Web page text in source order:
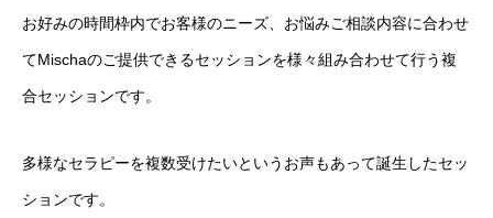
お好みの時間枠内でお客様のニーズ、お悩みご相談内容に合わせ
てMischaのご提供できるセッションを様々組み合わせて行う複
合セッションです。
多様なセラピーを複数受けたいというお声もあって誕生したセッ
ションです。